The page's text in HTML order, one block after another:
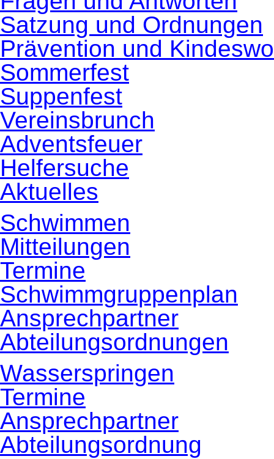
Satzung und Ordnungen
Prävention und
Sommerfest
Suppenfest
Vereinsbrunch
Adventsfeuer
Helfersuche
Aktuelles
Schwimmen
Mitteilungen
Termine
Schwimmgruppenplan
Ansprechpartner
Abteilungsordnungen
Wasserspringen
Termine
Ansprechpartner
Abteilungsordnung